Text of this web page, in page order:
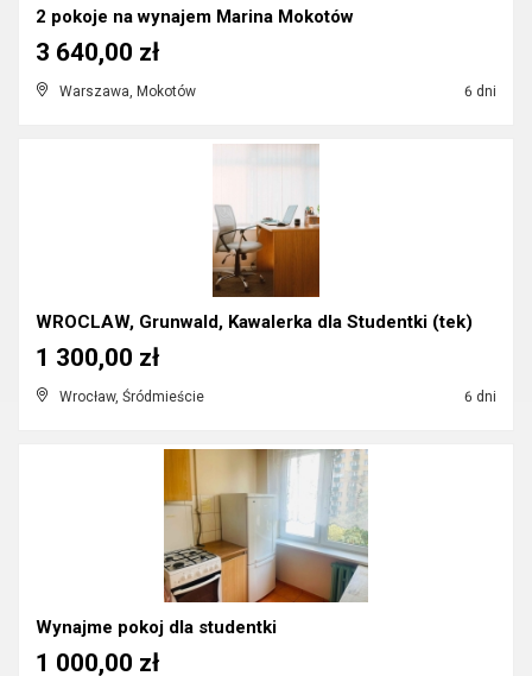
2 pokoje na wynajem Marina Mokotów
Warszawa, Mokotów 6 dni
3 640,00 zł
WROCLAW, Grunwald, Kawalerka dla Studentki (tek)
Wrocław, Śródmieście 6 dni
1 300,00 zł
Wynajme pokoj dla studentki
1 000,00 zł